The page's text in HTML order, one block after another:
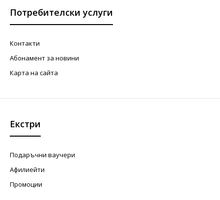
Потребителски услуги
Контакти
Абонамент за новини
Карта на сайта
Екстри
Подаръчни ваучери
Афилиейти
Промоции